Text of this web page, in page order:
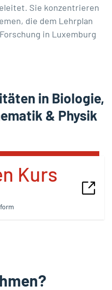
Sie konzentrieren
die dem Lehrplan
in Luxemburg
in Biologie,
& Physik
Kurs